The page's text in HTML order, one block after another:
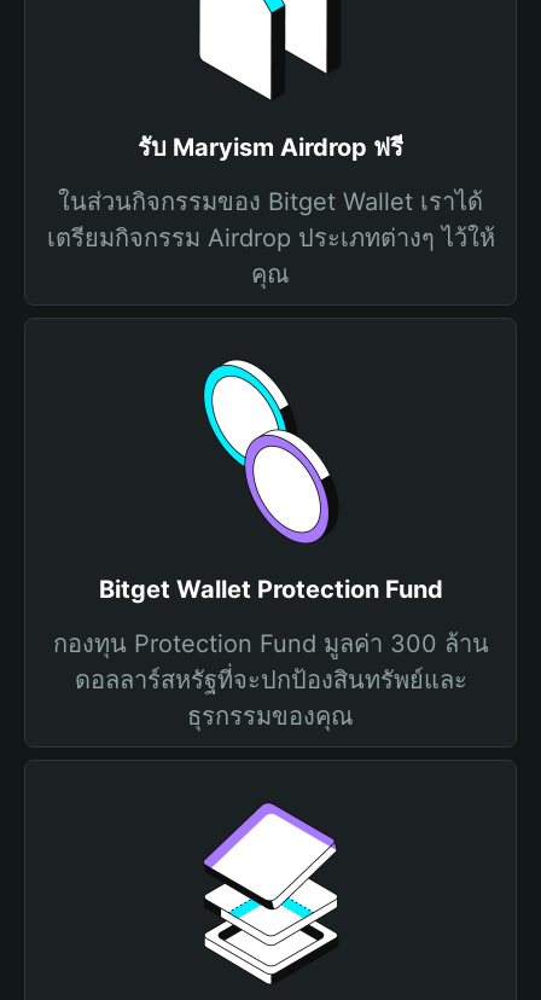
รับ Maryism Airdrop ฟรี
ในส่วนกิจกรรมของ Bitget Wallet เราได้
เตรียมกิจกรรม Airdrop ประเภทต่างๆ ไว้ให้
คุณ
Bitget Wallet Protection Fund
กองทุน Protection Fund มูลค่า 300 ล้าน
ดอลลาร์สหรัฐที่จะปกป้องสินทรัพย์และ
ธุรกรรมของคุณ